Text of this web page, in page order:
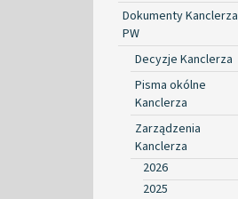
Dokumenty Kanclerza
PW
Decyzje Kanclerza
Pisma okólne
Kanclerza
Zarządzenia
Kanclerza
2026
2025